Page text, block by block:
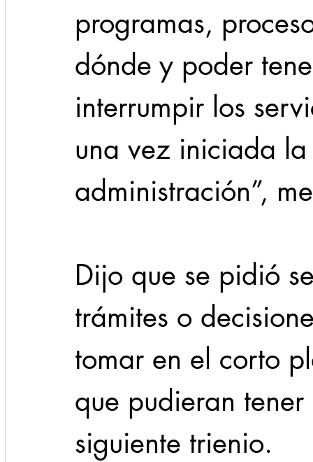
programas,
dónde y poder
interrumpir los
una vez iniciada
administración”,
Dijo que se pidió
trámites o
tomar en el corto
que pudieran
siguiente trienio.